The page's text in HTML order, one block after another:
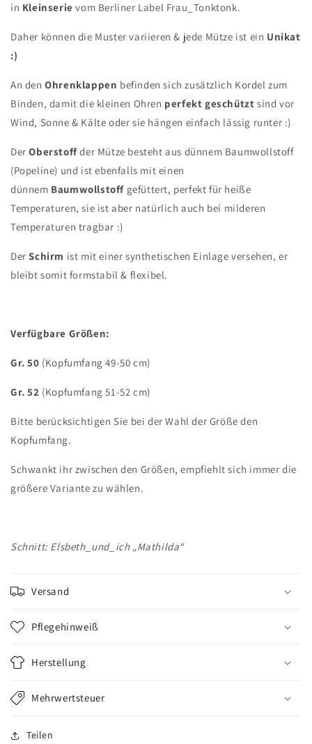
in Kleinserie vom Berliner Label Frau_Tonktonk.
Daher können die Muster variieren & jede Mütze ist ein Unikat
:)
An den Ohrenklappen befinden sich zusätzlich Kordel zum
Binden, damit die kleinen Ohren perfekt geschützt sind vor
Wind, Sonne & Kälte oder sie hängen einfach lässig runter :)
Der Oberstoffder Mütze besteht aus dünnem Baumwollstoff
(Popeline) und ist ebenfalls mit einen
dünnem Baumwollstoff gefüttert, perfekt für heiße
Temperaturen, sie ist aber natürlich auch bei milderen
Temperaturen tragbar :)
Der Schirm ist mit einer synthetischen Einlage versehen, er
bleibt somit formstabil & flexibel.
Verfügbare Größen:
Gr. 50 (Kopfumfang 49-50 cm)
Gr. 52 (Kopfumfang 51-52 cm)
Bitte berücksichtigen Sie bei der Wahl der Größe den
Kopfumfang.
Schwankt ihr zwischen den Größen, empfiehlt sich immer die
größere Variante zu wählen.
Schnitt: Elsbeth_und_ich „Mathilda“
Versand
Pflegehinweiß
Herstellung
Mehrwertsteuer
Teilen